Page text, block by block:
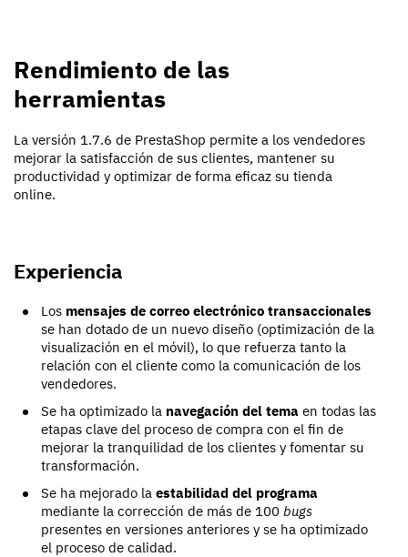
Rendimiento de las
herramientas
La versión 1.7.6 de PrestaShop permite a los vendedores
mejorar la satisfacción de sus clientes, mantener su
productividad y optimizar de forma eficaz su tienda
online.
Experiencia
Los mensajes de correo electrónico transaccionales
se han dotado de un nuevo diseño (optimización de la
visualización en el móvil), lo que refuerza tanto la
relación con el cliente como la comunicación de los
vendedores.
Se ha optimizado la navegación del tema en todas las
etapas clave del proceso de compra con el fin de
mejorar la tranquilidad de los clientes y fomentar su
transformación.
Se ha mejorado la estabilidad del programa
mediante la corrección de más de 100 bugs
presentes en versiones anteriores y se ha optimizado
el proceso de calidad.